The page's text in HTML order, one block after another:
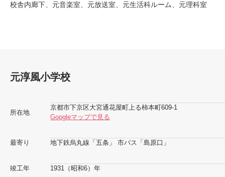
校舎内廊下、元音楽室、元放送室、元生活科ルーム、元理科室
元淳風小学校
所在地
京都市下京区大宮通花屋町上る柿本町609-1
Googleマップで見る
最寄り 地下鉄烏丸線「五条」 市バス「島原口」
竣工年 1931（昭和6）年